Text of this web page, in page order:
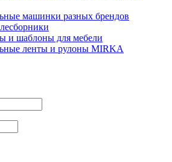
машинки разных брендов
и шаблоны для мебели
ленты и рулоны MIRKA